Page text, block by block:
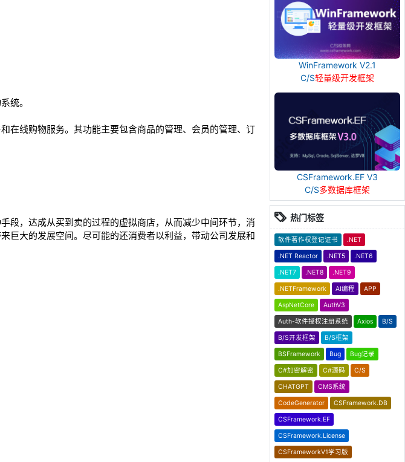
统。
在线购物服务。其功能主要包含商品的管理、会员的管理、订
段，达成从买到卖的过程的虚拟商店，从而减少中间环节，消
巨大的发展空间。尽可能的还消费者以利益，带动公司发展和
WinFramework V2.1
C/S轻量级开发框架
CSFramework.EF V3
C/S多数据库框架
热门标签
软件著作权登记证书 .NET
.NET Reactor .NET5 .NET6
.NET7 .NET8 .NET9
.NETFramework AI编程 APP
AspNetCore AuthV3
Auth-软件授权注册系统 Axios B/S
B/S开发框架 B/S框架
BSFramework Bug Bug记录
C#加密解密 C#源码 C/S
CHATGPT CMS系统
CodeGenerator CSFramework.DB
CSFramework.EF
CSFramework.License
CSFrameworkV1学习版